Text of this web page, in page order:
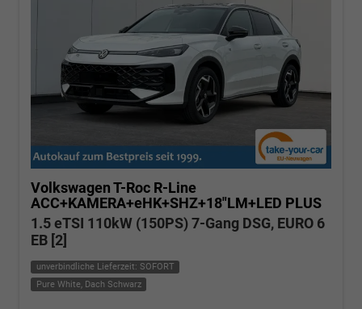
Volkswagen T-Roc R-Line
ACC+KAMERA+eHK+SHZ+18"LM+LED PLUS
1.5 eTSI 110kW (150PS) 7-Gang DSG, EURO 6
EB [2]
unverbindliche Lieferzeit: SOFORT
Pure White, Dach Schwarz